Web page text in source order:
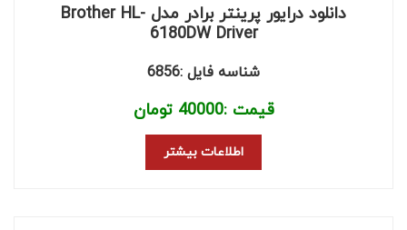
دانلود درایور پرینتر برادر مدل Brother HL-
6180DW Driver
شناسه فایل :6856
قیمت :40000 تومان
اطلاعات بیشتر